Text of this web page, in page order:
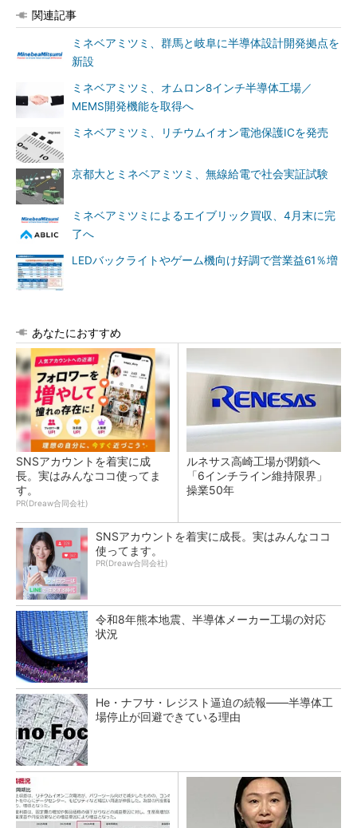
関連記事
ミネベアミツミ、群馬と岐阜に半導体設計開発拠点を
新設
ミネベアミツミ、オムロン8インチ半導体工場／
MEMS開発機能を取得へ
ミネベアミツミ、リチウムイオン電池保護ICを発売
京都大とミネベアミツミ、無線給電で社会実証試験
ミネベアミツミによるエイブリック買収、4月末に完
了へ
LEDバックライトやゲーム機向け好調で営業益61％増
あなたにおすすめ
SNSアカウントを着実に成
長。実はみんなココ使ってま
す。
PR(Dreaw合同会社)
ルネサス高崎工場が閉鎖へ
「6インチライン維持限界」
操業50年
SNSアカウントを着実に成長。実はみんなココ
使ってます。
PR(Dreaw合同会社)
令和8年熊本地震、半導体メーカー工場の対応
状況
He・ナフサ・レジスト逼迫の続報――半導体工
場停止が回避できている理由